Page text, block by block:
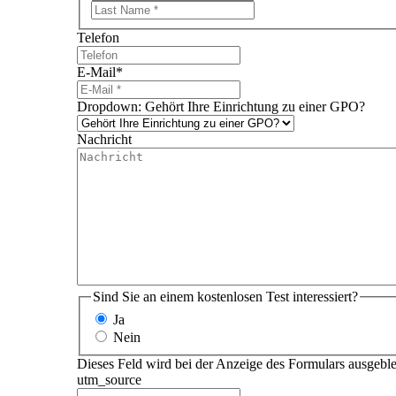
Telefon
E-Mail*
Dropdown: Gehört Ihre Einrichtung zu einer GPO?
Nachricht
Sind Sie an einem kostenlosen Test interessiert?
Ja
Nein
Dieses Feld wird bei der Anzeige des Formulars
utm_source